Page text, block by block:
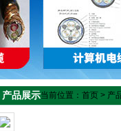
产品展示当前位置： 首页 > 产